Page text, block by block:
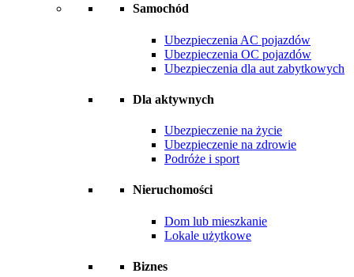
Samochód
Ubezpieczenia AC pojazdów
Ubezpieczenia OC pojazdów
Ubezpieczenia dla aut zabytkowych
Dla aktywnych
Ubezpieczenie na życie
Ubezpieczenie na zdrowie
Podróże i sport
Nieruchomości
Dom lub mieszkanie
Lokale użytkowe
Biznes